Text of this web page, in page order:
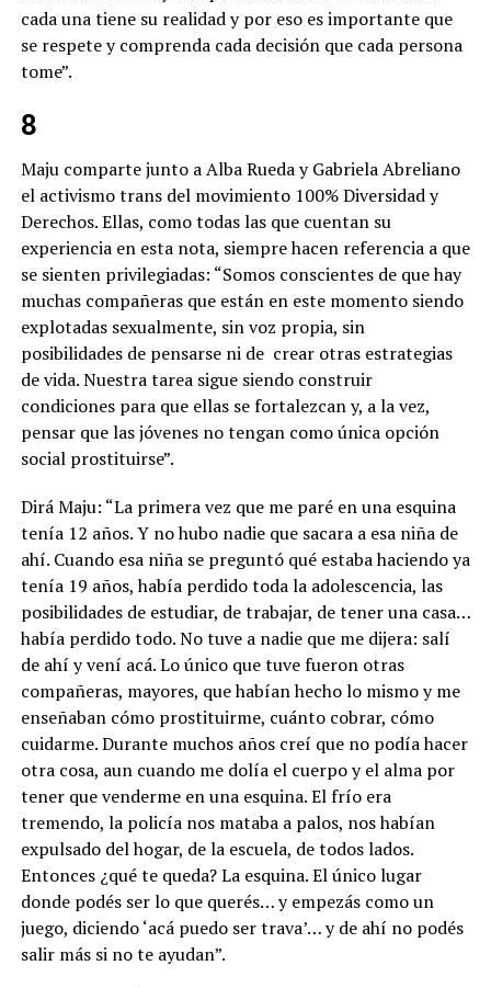
cada una tiene su realidad y por eso es importante que
se respete y comprenda cada decisión que cada persona
tome”.
8
Maju comparte junto a Alba Rueda y Gabriela Abreliano
el activismo trans del movimiento 100% Diversidad y
Derechos. Ellas, como todas las que cuentan su
experiencia en esta nota, siempre hacen referencia a que
se sienten privilegiadas: “Somos conscientes de que hay
muchas compañeras que están en este momento siendo
explotadas sexualmente, sin voz propia, sin
posibilidades de pensarse ni de crear otras estrategias
de vida. Nuestra tarea sigue siendo construir
condiciones para que ellas se fortalezcan y, a la vez,
pensar que las jóvenes no tengan como única opción
social prostituirse”.
Dirá Maju: “La primera vez que me paré en una esquina
tenía 12 años. Y no hubo nadie que sacara a esa niña de
ahí. Cuando esa niña se preguntó qué estaba haciendo ya
tenía 19 años, había perdido toda la adolescencia, las
posibilidades de estudiar, de trabajar, de tener una casa…
había perdido todo. No tuve a nadie que me dijera: salí
de ahí y vení acá. Lo único que tuve fueron otras
compañeras, mayores, que habían hecho lo mismo y me
enseñaban cómo prostituirme, cuánto cobrar, cómo
cuidarme. Durante muchos años creí que no podía hacer
otra cosa, aun cuando me dolía el cuerpo y el alma por
tener que venderme en una esquina. El frío era
tremendo, la policía nos mataba a palos, nos habían
expulsado del hogar, de la escuela, de todos lados.
Entonces ¿qué te queda? La esquina. El único lugar
donde podés ser lo que querés… y empezás como un
juego, diciendo ‘acá puedo ser trava’… y de ahí no podés
salir más si no te ayudan”.